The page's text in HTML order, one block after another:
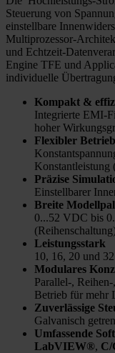
Steuerung von
einstellbare
Multiprozessor-
und Echtzeit-
Engine TFE und
individuelle
Kompakt &
Integrierte EMI-
hoher
Flexibler
Konstantleistung
Präzise
Einstellbarer
Breite
0...52 VDC bis
Leistungsstark
10, 16, 20 und
Modulares
Parallel-,
Betrieb für mehr
Zuverlässige
Galvanisch
Umfassende
LabVIEW®,